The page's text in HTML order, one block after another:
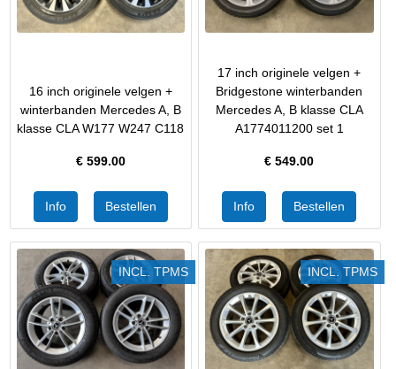
16 inch originele velgen +
winterbanden Mercedes A, B
klasse CLA W177 W247 C118
€ 599.00
17 inch originele velgen +
Bridgestone winterbanden
Mercedes A, B klasse CLA
A1774011200 set 1
€549.00
INCL. TPMS INCL. TPMS